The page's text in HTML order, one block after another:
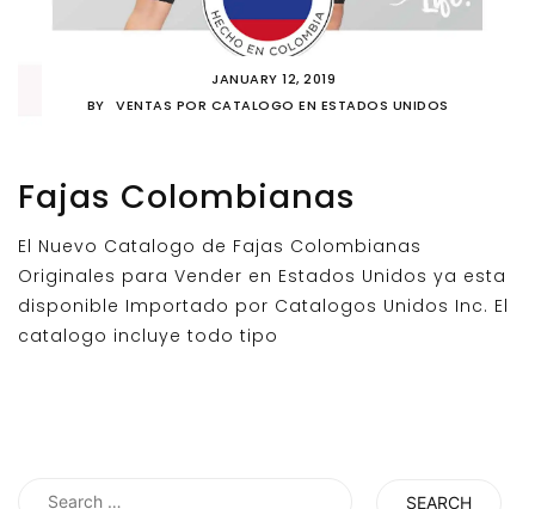
JANUARY 12, 2019
BY
VENTAS POR CATALOGO EN ESTADOS UNIDOS
Fajas Colombianas
El Nuevo Catalogo de Fajas Colombianas
Originales para Vender en Estados Unidos ya esta
disponible Importado por Catalogos Unidos Inc. El
catalogo incluye todo tipo
Search